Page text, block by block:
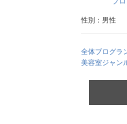
性別： 男性
全体ブログラ
美容室ジャン